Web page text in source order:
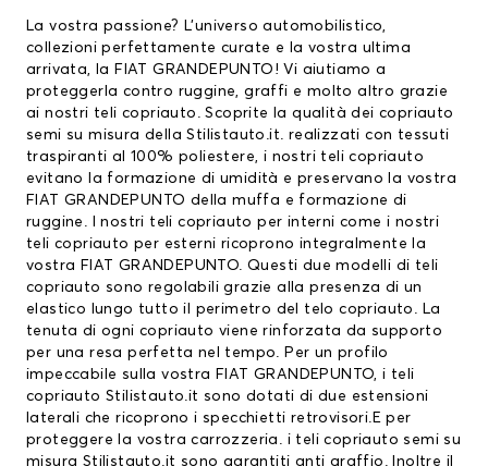
La vostra passione? L’universo automobilistico,
collezioni perfettamente curate e la vostra ultima
arrivata, la FIAT GRANDEPUNTO! Vi aiutiamo a
proteggerla contro ruggine, graffi e molto altro grazie
ai nostri teli copriauto . Scoprite la qualità dei copriauto
semi su misura della Stilistauto.it. realizzati con tessuti
traspiranti al 100% poliestere, i nostri teli copriauto
evitano la formazione di umidità e preservano la vostra
FIAT GRANDEPUNTO della muffa e formazione di
ruggine. I nostri teli copriauto per interni come i nostri
teli copriauto per esterni ricoprono integralmente la
vostra FIAT GRANDEPUNTO. Questi due modelli di teli
copriauto sono regolabili grazie alla presenza di un
elastico lungo tutto il perimetro del telo copriauto. La
tenuta di ogni copriauto viene rinforzata da supporto
per una resa perfetta nel tempo. Per un profilo
impeccabile sulla vostra FIAT GRANDEPUNTO, i teli
copriauto Stilistauto.it sono dotati di due estensioni
laterali che ricoprono i specchietti retrovisori.E per
proteggere la vostra carrozzeria. i teli copriauto semi su
misura Stilistauto.it sono garantiti anti graffio. Inoltre il